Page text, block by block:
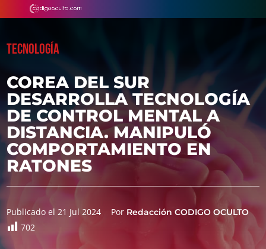
TECNOLOGÍA
COREA DEL SUR
DESARROLLA TECNOLOGÍA
DE CONTROL MENTAL A
DISTANCIA. MANIPULÓ
COMPORTAMIENTO EN
RATONES
Publicado el 21 Jul 2024 Por Redacción CODIGO OCULTO
702